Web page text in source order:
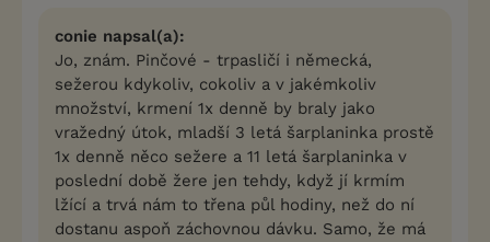
conie napsal(a):
Jo, znám. Pinčové - trpasličí i německá,
sežerou kdykoliv, cokoliv a v jakémkoliv
množství, krmení 1x denně by braly jako
vražedný útok, mladší 3 letá šarplaninka prostě
1x denně něco sežere a 11 letá šarplaninka v
poslední době žere jen tehdy, když jí krmím
lžící a trvá nám to třena půl hodiny, než do ní
dostanu aspoň záchovnou dávku. Samo, že má